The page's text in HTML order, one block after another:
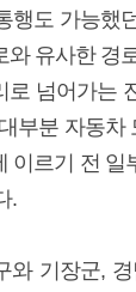
행도 가능했
와 유사한 경
넘어가는
부분 자동차
이르기 전 일
.
와 기장군,